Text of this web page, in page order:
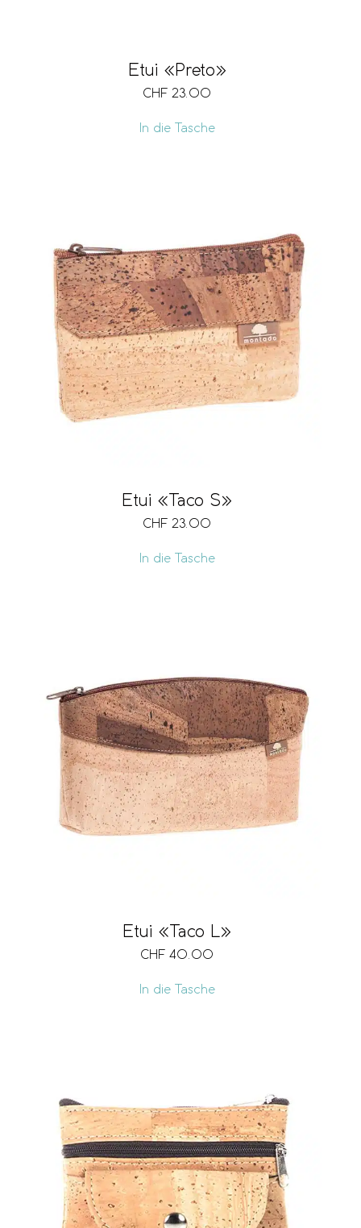
Etui «Preto»
CHF 23.00
In die Tasche
Etui «Taco S»
CHF 23.00
In die Tasche
Etui «Taco L»
CHF 40.00
In die Tasche